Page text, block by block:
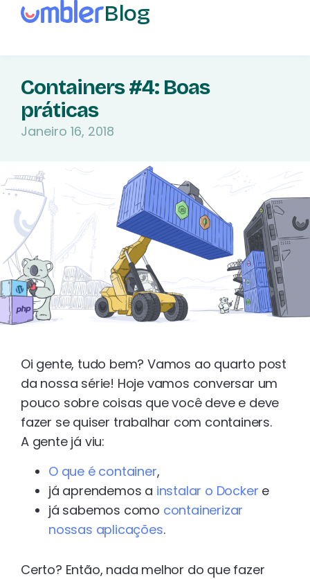
Blog
Containers #4: Boas
práticas
Janeiro 16, 2018
Oi gente, tudo bem? Vamos ao quarto post
da nossa série! Hoje vamos conversar um
pouco sobre coisas que você deve e deve
fazer se quiser trabalhar com containers.
A gente já viu:
O que é container,
já aprendemos a instalar o Docker e
já sabemos como containerizar
nossas aplicações.
Certo? Então, nada melhor do que fazer